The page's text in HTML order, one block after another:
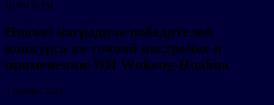
НОВОСТИ
Huawei наградила победителей
конкурса по точной настройке и
применению ИИ Wukong-Huahua
2 ноября 2023